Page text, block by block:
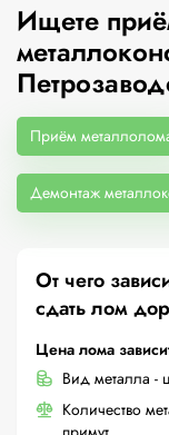
Ищете
Приём
Демонтаж
От чего
сдать лом
Цена лома
Вид металла -
Количество